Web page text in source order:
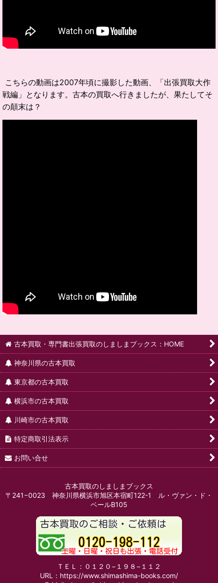
こちらの動画は2007年頃に撮影した動画、「出張買取大作
戦編」となります。古本の買取へ行きましたが、果たしてそ
の顛末は？
古本買取・専門書出張買取のしましまブックス：HOME
神奈川県の古本買取
東京都の古本買取
横浜市の古本買取
川崎市の古本買取
特定商取引法表示
お問い合せ
古本買取のしましまブックス
〒241−0023 神奈川県横浜市旭区本宿町122-1 ル・ヴァン・ド・
ベールB105
ＴＥＬ：０１２０−１９８−１１２
URL：https://www.shimashima-books.com/